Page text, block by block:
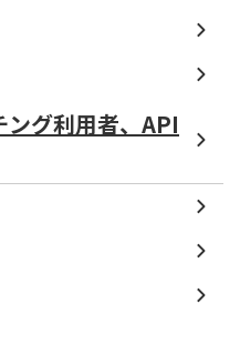
グ利用者、API